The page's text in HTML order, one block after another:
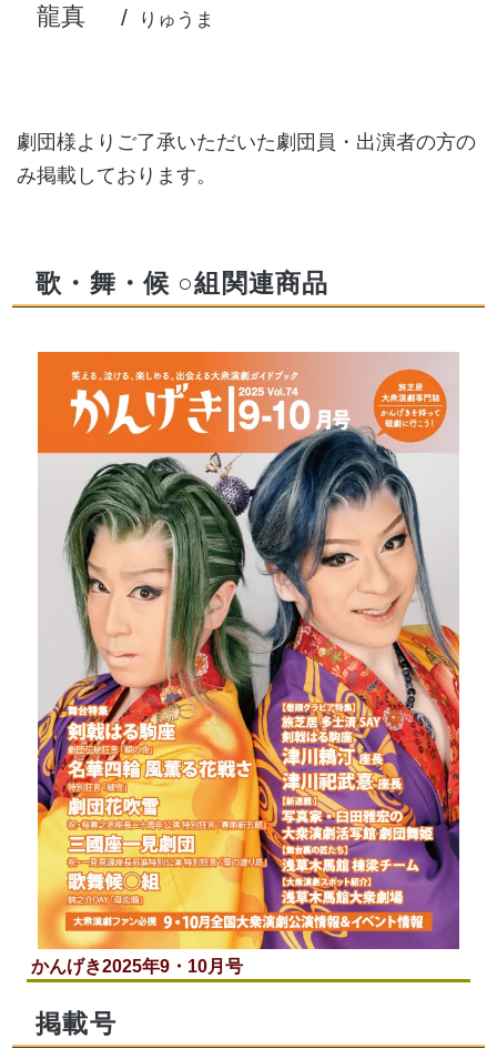
龍真 りゅうま
劇団様よりご了承いただいた劇団員・出演者の方の
み掲載しております。
歌・舞・候 ○組関連商品
かんげき2025年9・10月号
掲載号